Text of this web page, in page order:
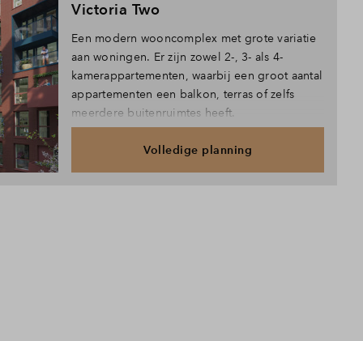
Victoria Two
Een modern wooncomplex met grote variatie
aan woningen. Er zijn zowel 2-, 3- als 4-
kamerappartementen, waarbij een groot aantal
appartementen een balkon, terras of zelfs
meerdere buitenruimtes heeft.
Volledige planning